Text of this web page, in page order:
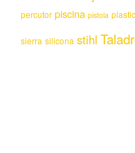
percutor piscina pistola
sierra silicona stihl